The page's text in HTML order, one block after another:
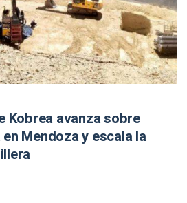
Kobrea avanza sobre
Mendoza y escala la